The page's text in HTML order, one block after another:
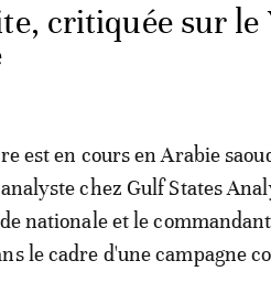
critiquée sur le
est en cours en Arabie
chez Gulf States
nationale et le
le cadre d'une campagne